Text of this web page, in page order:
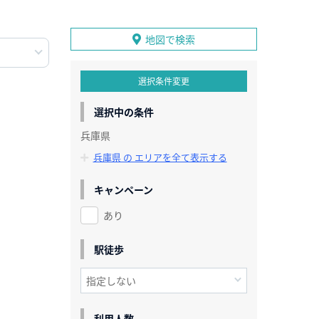
地図で検索
選択条件変更
選択中の条件
兵庫県
兵庫県 の エリアを全て表示する
キャンペーン
あり
駅徒歩